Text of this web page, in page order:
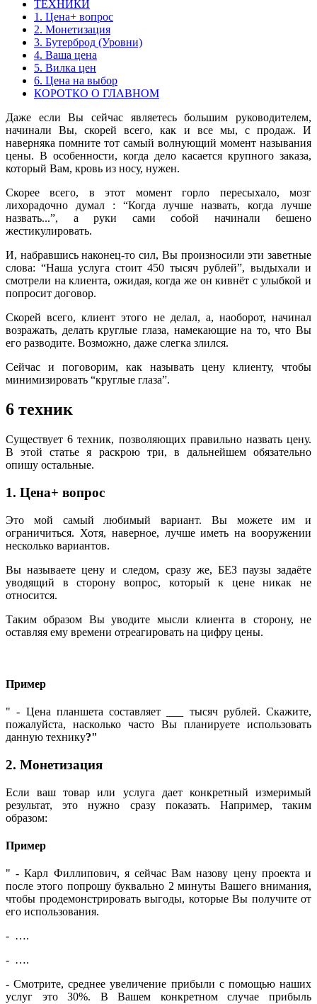
ТЕХНИКИ
1. Цена+ вопрос
2. Монетизация
3. Бутерброд (Уровни)
4. Ваша цена
5. Вилка цен
6. Цена на выбор
КОРОТКО О ГЛАВНОМ
Даже если Вы сейчас являетесь большим руководителем,
начинали Вы, скорей всего, как и все мы, с продаж. И
наверняка помните тот самый волнующий момент называния
цены. В особенности, когда дело касается крупного заказа,
который Вам, кровь из носу, нужен.
Скорее всего, в этот момент горло пересыхало, мозг
лихорадочно думал : “Когда лучше назвать, когда лучше
назвать...”, а руки сами собой начинали бешено
жестикулировать.
И, набравшись наконец-то сил, Вы произносили эти заветные
слова: “Наша услуга стоит 450 тысяч рублей”, выдыхали и
смотрели на клиента, ожидая, когда же он кивнёт с улыбкой и
попросит договор.
Скорей всего, клиент этого не делал, а, наоборот, начинал
возражать, делать круглые глаза, намекающие на то, что Вы
его разводите. Возможно, даже слегка злился.
Сейчас и поговорим, как называть цену клиенту, чтобы
минимизировать “круглые глаза”.
6 техник
Существует 6 техник, позволяющих правильно назвать цену.
В этой статье я раскрою три, в дальнейшем обязательно
опишу остальные.
1. Цена+ вопрос
Это мой самый любимый вариант. Вы можете им и
ограничиться. Хотя, наверное, лучше иметь на вооружении
несколько вариантов.
Вы называете цену и следом, сразу же, БЕЗ паузы задаёте
уводящий в сторону вопрос, который к цене никак не
относится.
Таким образом Вы уводите мысли клиента в сторону, не
оставляя ему времени отреагировать на цифру цены.
Пример
" - Цена планшета составляет ___ тысяч рублей. Скажите,
пожалуйста, насколько часто Вы планируете использовать
данную технику?"
2. Монетизация
Если ваш товар или услуга дает конкретный измеримый
результат, это нужно сразу показать. Например, таким
образом:
Пример
" - Карл Филлипович, я сейчас Вам назову цену проекта и
после этого попрошу буквально 2 минуты Вашего внимания,
чтобы продемонстрировать выгоды, которые Вы получите от
его использования.
- ….
- ….
- Смотрите, среднее увеличение прибыли с помощью наших
услуг это 30%. В Вашем конкретном случае прибыль